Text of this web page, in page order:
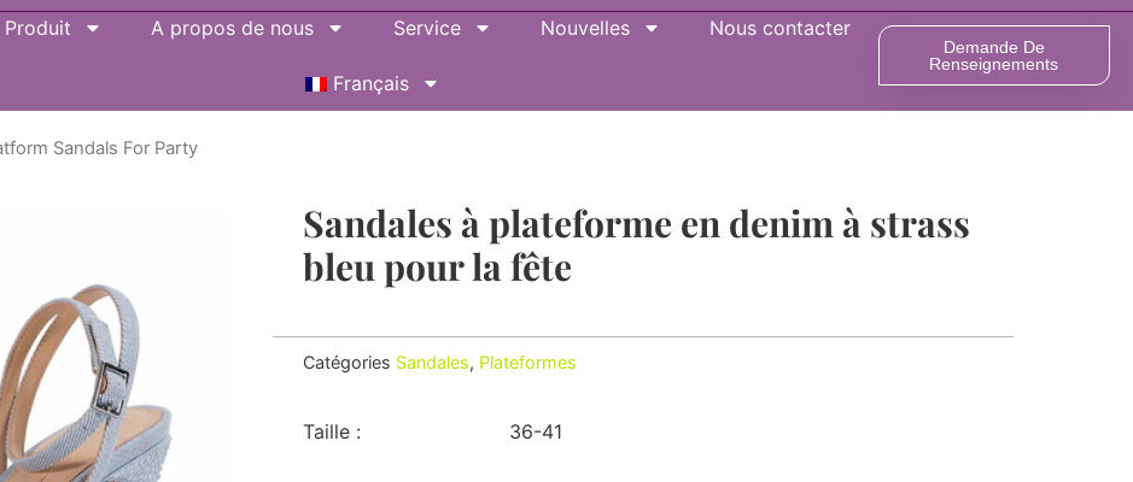
Produit A propos de nous Service Nouvelles Nous contacter
Français
Demande De
Renseignements
Sandals For Party
Sandales à plateforme en denim à strass
bleu pour la fête
Catégories Sandales, Plateformes
Taille : 36-41